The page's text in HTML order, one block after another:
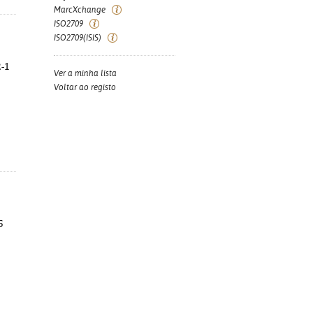
1
MarcXchange
ISO2709
ISO2709(ISIS)
Ver a minha lista
Voltar ao registo